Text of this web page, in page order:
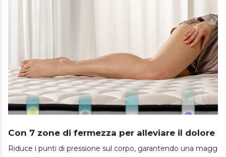
Con 7 zone di fermezza per alleviare il dolore
Riduce i punti di pressione sul corpo, garantendo una